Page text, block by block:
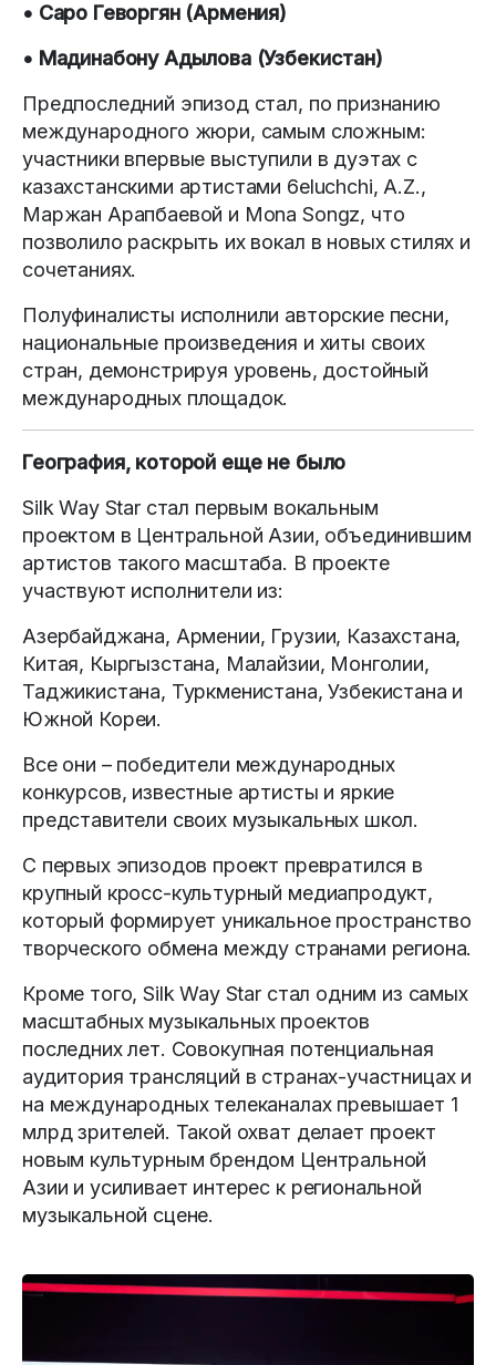
• Саро Геворгян (Армения)
• Мадинабону Адылова (Узбекистан)
Предпоследний эпизод стал, по признанию
международного жюри, самым сложным:
участники впервые выступили в дуэтах с
казахстанскими артистами 6eluchchi, A.Z.,
Маржан Арапбаевой и Mona Songz, что
позволило раскрыть их вокал в новых стилях и
сочетаниях.
Полуфиналисты исполнили авторские песни,
национальные произведения и хиты своих
стран, демонстрируя уровень, достойный
международных площадок.
География, которой еще не было
Silk Way Star стал первым вокальным
проектом в Центральной Азии, объединившим
артистов такого масштаба. В проекте
участвуют исполнители из:
Азербайджана, Армении, Грузии, Казахстана,
Китая, Кыргызстана, Малайзии, Монголии,
Таджикистана, Туркменистана, Узбекистана и
Южной Кореи.
Все они – победители международных
конкурсов, известные артисты и яркие
представители своих музыкальных школ.
С первых эпизодов проект превратился в
крупный кросс-культурный медиапродукт,
который формирует уникальное пространство
творческого обмена между странами региона.
Кроме того, Silk Way Star стал одним из самых
масштабных музыкальных проектов
последних лет. Совокупная потенциальная
аудитория трансляций в странах-участницах и
на международных телеканалах превышает 1
млрд зрителей. Такой охват делает проект
новым культурным брендом Центральной
Азии и усиливает интерес к региональной
музыкальной сцене.